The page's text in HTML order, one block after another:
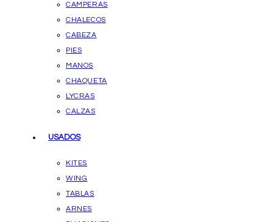
CAMPERAS
CHALECOS
CABEZA
PIES
MANOS
CHAQUETA
LYCRAS
CALZAS
USADOS
KITES
WING
TABLAS
ARNES